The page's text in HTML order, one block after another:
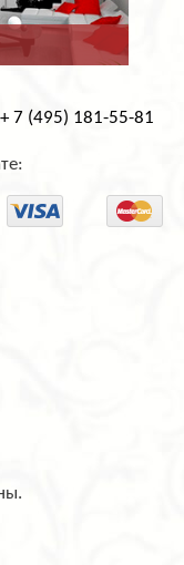
+ 7 (495) 181-55-81